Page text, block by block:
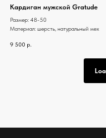
Кардиган мужской Gratude
Размер: 48-50
Материал: шерсть, натуральный мех
9 500 р.